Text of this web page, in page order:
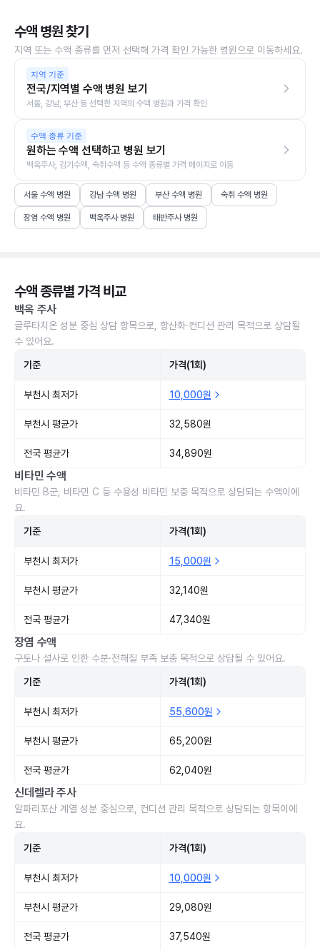
수액 병원 찾기
지역 또는 수액 종류를 먼저 선택해 가격 확인 가능한 병원으로 이동하세요.
지역 기준
전국/지역별 수액 병원 보기
서울, 강남, 부산 등 선택한 지역의 수액 병원과 가격 확인
수액 종류 기준
원하는 수액 선택하고 병원 보기
백옥주사, 감기수액, 숙취수액 등 수액 종류별 가격 페이지로 이동
서울 수액 병원 강남 수액 병원 부산 수액 병원 숙취 수액 병원
장염 수액 병원 백옥주사 병원 태반주사 병원
수액 종류별 가격 비교
백옥 주사
글루타치온 성분 중심 상담 항목으로, 항산화·컨디션 관리 목적으로 상담될
수 있어요.
기준 가격(1회)
부천시 최저가 10,000원
부천시 평균가 32,580원
전국 평균가 34,890원
비타민 수액
비타민 B군, 비타민 C 등 수용성 비타민 보충 목적으로 상담되는 수액이에
요.
기준 가격(1회)
부천시 최저가 15,000원
부천시 평균가 32,140원
전국 평균가 47,340원
장염 수액
구토나 설사로 인한 수분·전해질 부족 보충 목적으로 상담될 수 있어요.
기준 가격(1회)
부천시 최저가 55,600원
부천시 평균가 65,200원
전국 평균가 62,040원
신데렐라 주사
알파리포산 계열 성분 중심으로, 컨디션 관리 목적으로 상담되는 항목이에
요.
기준 가격(1회)
부천시 최저가 10,000원
부천시 평균가 29,080원
전국 평균가 37,540원